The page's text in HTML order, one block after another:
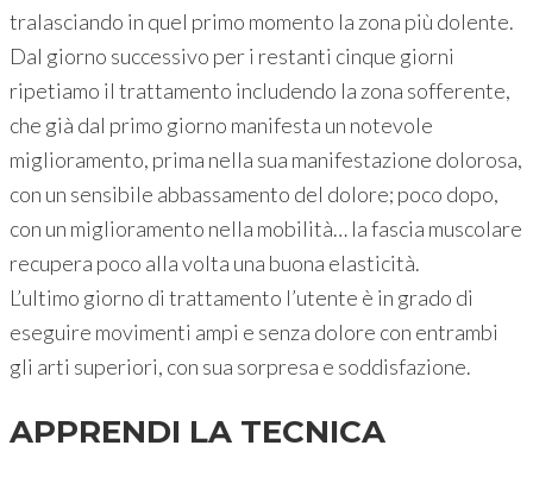
tralasciando in quel primo momento la zona più dolente.
Dal giorno successivo per i restanti cinque giorni
ripetiamo il trattamento includendo la zona sofferente,
che già dal primo giorno manifesta un notevole
miglioramento, prima nella sua manifestazione dolorosa,
con un sensibile abbassamento del dolore; poco dopo,
con un miglioramento nella mobilità… la fascia muscolare
recupera poco alla volta una buona elasticità.
L’ultimo giorno di trattamento l’utente è in grado di
eseguire movimenti ampi e senza dolore con entrambi
gli arti superiori, con sua sorpresa e soddisfazione.
APPRENDI LA TECNICA